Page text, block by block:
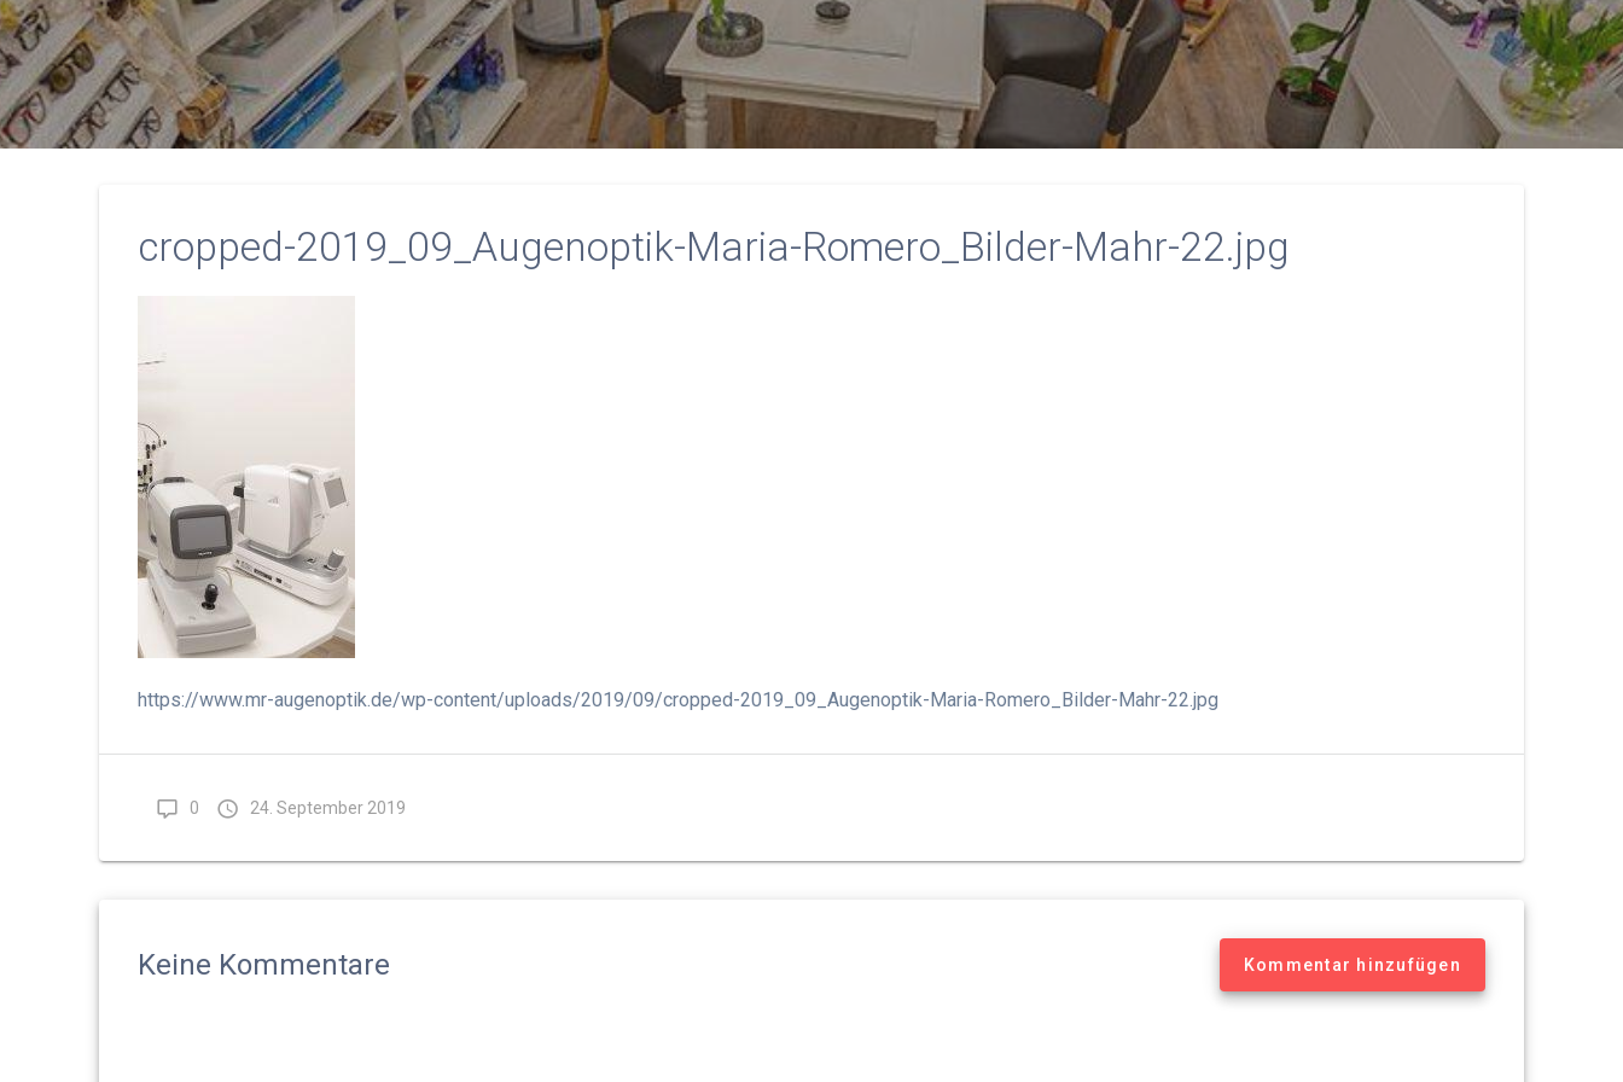
cropped-2019_09_Augenoptik-Maria-Romero_Bilder-Mahr-22.jpg
https://www.mr-augenoptik.de/wp-content/uploads/2019/09/cropped-2019_09_Augenoptik-Maria-Romero_Bilder-Mahr-22.jpg
0 24. September 2019
Keine Kommentare Kommentar hinzufügen